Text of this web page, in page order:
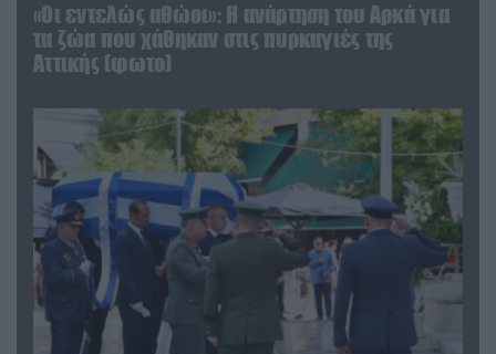
«Οι εντελώς αθώοι»: Η ανάρτηση του Αρκά για
τα ζώα που χάθηκαν στις πυρκαγιές της
Αττικής (φωτο)